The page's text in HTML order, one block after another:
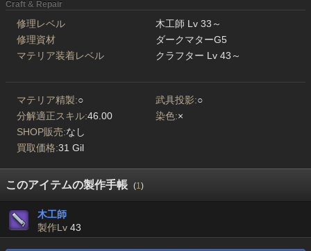
Craft & Repair
修理レベル
木工師 Lv 33～
修理資材
ダークマターG5
マテリア装着レベル
クラフター Lv 43～
マテリア精製:○ 武具投影:○
分解適正スキル:46.00 染色:×
SHOP販売:なし
買取価格:31 Gil
このアイテムの製作手帳 (1)
木工師
製作Lv 43